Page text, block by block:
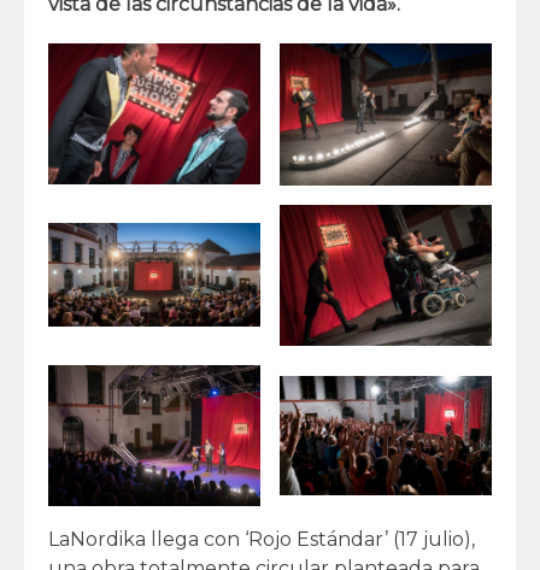
LaNordika llega con ‘Rojo Estándar’ (17 julio),